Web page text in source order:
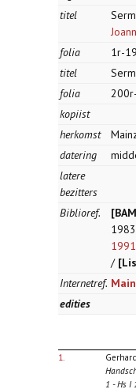
titel
folia
1r-
titel
folia
kopiist
herkomst
datering
latere
bezitters
Biblioref.
/
Internetref.
edities
1.
1 - Hs I